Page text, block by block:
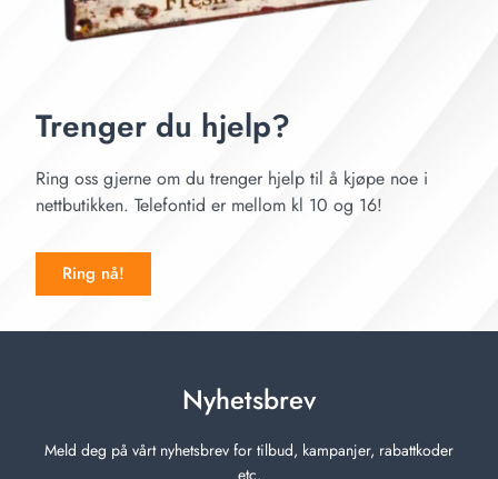
Trenger du hjelp?
Ring oss gjerne om du trenger hjelp til å kjøpe noe i
nettbutikken. Telefontid er mellom kl 10 og 16!
Ring nå!
Nyhetsbrev
Meld deg på vårt nyhetsbrev for tilbud, kampanjer, rabattkoder